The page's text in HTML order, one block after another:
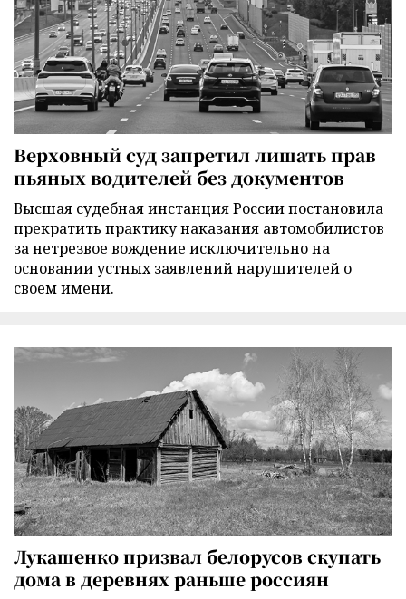
Верховный суд запретил лишать прав
пьяных водителей без документов
Высшая судебная инстанция России постановила
прекратить практику наказания автомобилистов
за нетрезвое вождение исключительно на
основании устных заявлений нарушителей о
своем имени.
Лукашенко призвал белорусов скупать
дома в деревнях раньше россиян